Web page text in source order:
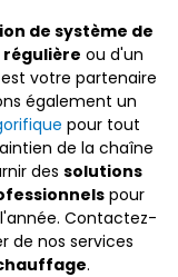
de système de
ou d'un
est votre partenaire
également un
pour tout
de la chaîne
des solutions
pour
Contactez-
de nos services
.